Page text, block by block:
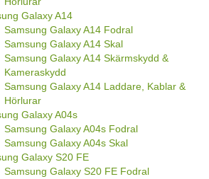
Galaxy A14
Samsung Galaxy A14 Fodral
Samsung Galaxy A14 Skal
Samsung Galaxy A14 Skärmskydd &
Kameraskydd
Samsung Galaxy A14 Laddare, Kablar &
Hörlurar
Galaxy A04s
Samsung Galaxy A04s Fodral
Samsung Galaxy A04s Skal
Galaxy S20 FE
Samsung Galaxy S20 FE Fodral